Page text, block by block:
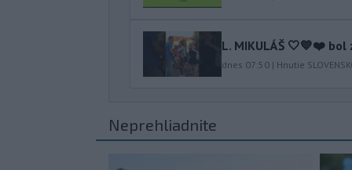
L. MIKULÁŠ 🤍💙❤️ bol
dnes 07:50 | Hnutie
Neprehliadnite